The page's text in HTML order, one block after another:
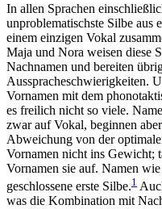
In allen Sprachen
unproblematischste Silbe aus
einem einzigen Vokal
Maja und Nora weisen diese
Nachnamen und bereiten
Ausspracheschwierigkeiten.
Vornamen mit dem
es freilich nicht so viele.
zwar auf Vokal, beginnen
Abweichung von der
Vornamen nicht ins Gewicht;
Vornamen sie auf. Namen
geschlossene erste Silbe.1
was die Kombination mit